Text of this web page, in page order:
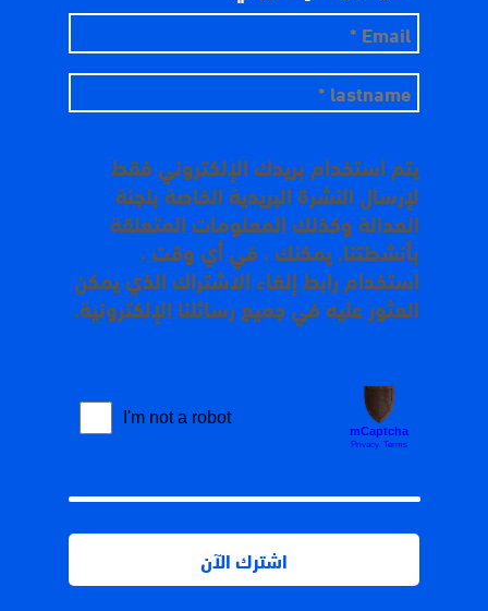
يتم استخدام بريدك الإلكتروني فقط
لإرسال النشرة البريدية الخاصة بلجنة
العدالة وكذلك المعلومات المتعلقة
بأنشطتنا. يمكنك ، في أي وقت ،
استخدام رابط إلغاء الاشتراك الذي يمكن
العثور عليه في جميع رسائلنا الإلكترونية.